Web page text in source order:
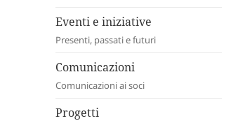
Eventi e iniziative
Presenti, passati e futuri
Comunicazioni
Comunicazioni ai soci
Progetti